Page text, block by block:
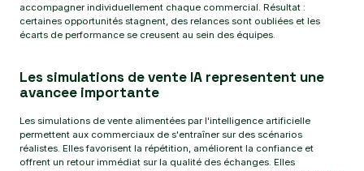
accompagner individuellement chaque commercial. Résultat :
certaines opportunités stagnent, des relances sont oubliées et les
écarts de performance se creusent au sein des équipes.
Les simulations de vente IA representent une
avancee importante
Les simulations de vente alimentées par l'intelligence artificielle
permettent aux commerciaux de s'entraîner sur des scénarios
réalistes. Elles favorisent la répétition, améliorent la confiance et
offrent un retour immédiat sur la qualité des échanges. Elles